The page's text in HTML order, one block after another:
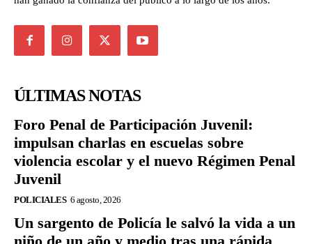
ÚLTIMAS NOTAS
Foro Penal de Participación Juvenil:
impulsan charlas en escuelas sobre
violencia escolar y el nuevo Régimen Penal
Juvenil
POLICIALES 6 agosto, 2026
Un sargento de Policía le salvó la vida a un